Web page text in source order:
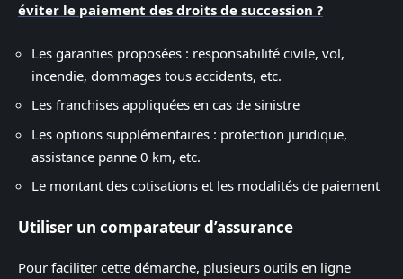
éviter le paiement des droits de succession ?
Les garanties proposées : responsabilité civile, vol,
incendie, dommages tous accidents, etc.
Les franchises appliquées en cas de sinistre
Les options supplémentaires : protection juridique,
assistance panne 0 km, etc.
Le montant des cotisations et les modalités de paiement
Utiliser un comparateur d’assurance
Pour faciliter cette démarche, plusieurs outils en ligne